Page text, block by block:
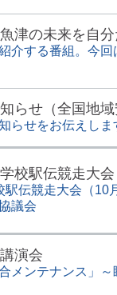
津の未来を自
介する番組。今
らせ（全国地域
らせをお伝えし
校駅伝競走大
駅伝競走大会（10
議会
演会
メンテナンス」